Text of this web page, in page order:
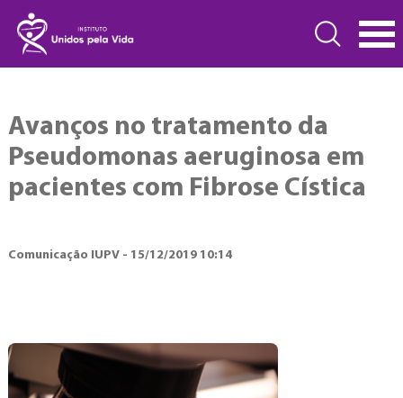
Avanços no tratamento da
Pseudomonas aeruginosa em
pacientes com Fibrose Cística
Comunicação IUPV - 15/12/2019 10:14